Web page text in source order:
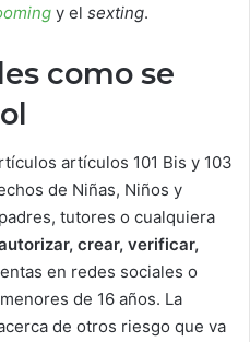
y el sexting.
como se
artículos 101 Bis y 103
de Niñas, Niños y
tutores o cualquiera
crear, verificar,
en redes sociales o
de 16 años. La
de otros riesgo que va